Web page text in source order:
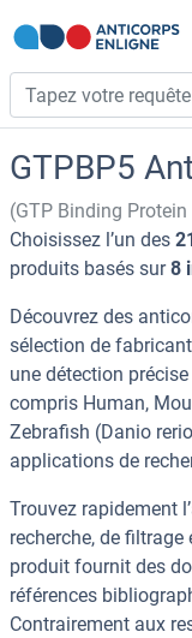
GTPBP5
(GTP Binding
Choisissez l’un des
produits basés sur8
Découvrez des
sélection de
une détection
compris Human,
Zebrafish (Danio
applications de
Trouvez rapidement
recherche, de
produit fournit des
références
Contrairement aux